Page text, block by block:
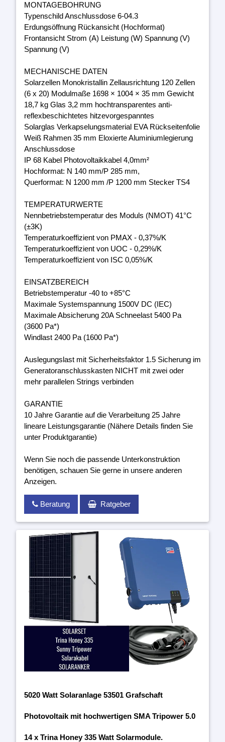
MONTAGEBOHRUNG
Typenschild Anschlussdose 6-04.3
Erdungsöffnung Rückansicht (Hochformat)
Frontansicht Strom (A) Leistung (W) Spannung (V)
Spannung (V)
MECHANISCHE DATEN
Solarzellen Monokristallin Zellausrichtung 120 Zellen
(6 x 20) Modulmaße 1698 × 1004 × 35 mm Gewicht
18,7 kg Glas 3,2 mm hochtransparentes anti-
reflexbeschichtetes hitzevorgespanntes
Solarglas Verkapselungsmaterial EVA Rückseitenfolie
Weiß Rahmen 35 mm Eloxierte Aluminiumlegierung
Anschlussdose
IP 68 Kabel Photovoltaikkabel 4,0mm²
Hochformat: N 140 mm/P 285 mm,
Querformat: N 1200 mm /P 1200 mm Stecker TS4
TEMPERATURWERTE
Nennbetriebstemperatur des Moduls (NMOT) 41°C
(±3K)
Temperaturkoeffizient von PMAX - 0,37%/K
Temperaturkoeffizient von UOC - 0,29%/K
Temperaturkoeffizient von ISC 0,05%/K
EINSATZBEREICH
Betriebstemperatur -40 to +85°C
Maximale Systemspannung 1500V DC (IEC)
Maximale Absicherung 20A Schneelast 5400 Pa
(3600 Pa*)
Windlast 2400 Pa (1600 Pa*)
Auslegungslast mit Sicherheitsfaktor 1.5 Sicherung im
Generatoranschlusskasten NICHT mit zwei oder
mehr parallelen Strings verbinden
GARANTIE
10 Jahre Garantie auf die Verarbeitung 25 Jahre
lineare Leistungsgarantie (Nähere Details finden Sie
unter Produktgarantie)
Wenn Sie noch die passende Unterkonstruktion
benötigen, schauen Sie gerne in unsere anderen
Anzeigen.
Beratung Ratgeber
5020 Watt Solaranlage 53501 Grafschaft
Photovoltaik mit hochwertigen SMA Tripower 5.0
14 x Trina Honey 335 Watt Solarmodule.